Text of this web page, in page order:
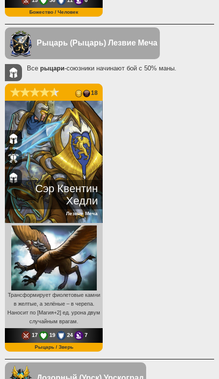
Божество / Человек
Рыцарь (Рыцарь) Лезвие Меча
Все рыцари-союзники начинают бой с 50% маны.
18
Сэр Квентин
Хедли
Лезвие Меча
Трансформирует фиолетовые камни
в желтые, а зелёные – в черепа.
Наносит по [Магия+2] ед. урона двум
случайным врагам.
17 19 24 7
Рыцарь / Зверь